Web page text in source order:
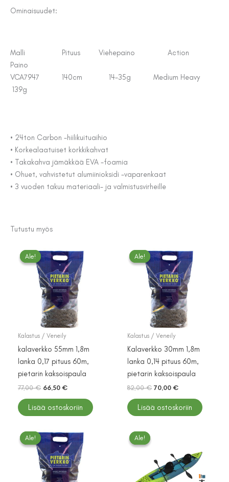
Ominaisuudet:
Malli Pituus Viehepaino Action
Paino
VCA7947 140cm 14-35g Medium Heavy
139g
• 24ton Carbon -hiilikuituaihio
• Korkealaatuiset korkkikahvat
• Takakahva jämäkkää EVA -foamia
• Ohuet, vahvistetut alumiinioksidi -vaparenkaat
• 3 vuoden takuu materiaali- ja valmistusvirheille
Tutustu myös
Ale!
Ale!
Kalastus / Veneily
kalaverkko 55mm 1,8m
lanka 0,17 pituus 60m,
pietarin kaksoispaula
77,00€ Alkuperäinen
oli:
66,50 €Nykyinen
on:
66,50 €.
Lisää ostoskoriin
Ale!
Ale!
Kalastus / Veneily
Kalaverkko 30mm 1,8m
lanka 0,14 pituus 60m,
pietarin kaksoispaula
82,00€ Alkuperäinen
oli:
70,00 €Nykyinen
on:
70,00 €.
Lisää ostoskoriin
Ale!
Ale! Ale!
Ale!